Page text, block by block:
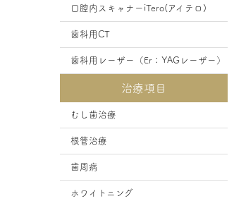
口腔内スキャナーiTero(アイテロ)
歯科用CT
歯科用レーザー（Er：YAGレーザー）
治療項目
むし歯治療
根管治療
歯周病
ホワイトニング